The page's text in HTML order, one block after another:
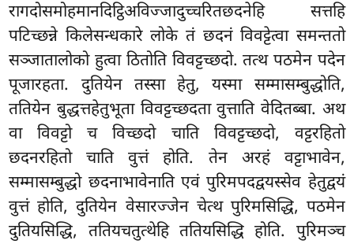
रागदोसमोहमानदिट्ठिअविज्जादुच्चरितछदनेहि सत्तहि
पटिच्छन्ने किलेसन्धकारे लोके तं छदनं विवट्टेत्वा समन्ततो
सञ्जातालोको हुत्वा ठितोति विवट्टच्छदो. तत्थ पठमेन पदेन
पूजारहता. दुतियेन तस्सा हेतु, यस्मा सम्मासम्बुद्धोति,
ततियेन बुद्धत्तहेतुभूता विवट्टच्छदता वुत्ताति वेदितब्बा. अथ
वा विवट्टो च विच्छदो चाति विवट्टच्छदो, वट्टरहितो
छदनरहितो चाति वुत्तं होति. तेन अरहं वट्टाभावेन,
सम्मासम्बुद्धो छदनाभावेनाति एवं पुरिमपदद्वयस्सेव हेतुद्वयं
वुत्तं होति, दुतियेन वेसारज्जेन चेत्थ पुरिमसिद्धि, पठमेन
दुतियसिद्धि, ततियचतुत्थेहि ततियसिद्धि होति. पुरिमञ्च